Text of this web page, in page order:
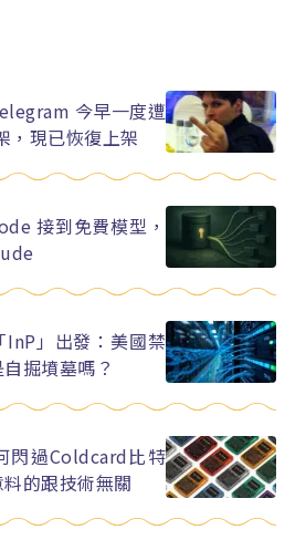
今早一度遭
，現已恢復上架
接到免費模型，
」出發：美國禁
掘墳墓嗎？
閃過Coldcard比特
的跟技術無關